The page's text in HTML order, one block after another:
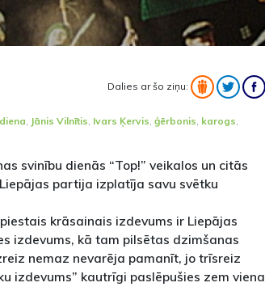
Dalies ar šo ziņu:
Jānis Vilnītis Ivars Ķervis ģērbonis karogs
svinību dienās “Top!” veikalos un citās
partija izplatīja savu svētku
krāsainais izdevums ir Liepājas
izdevums, kā tam pilsētas dzimšanas
nemaz nevarēja pamanīt, jo trīsreiz
izdevums” kautrīgi paslēpušies zem viena